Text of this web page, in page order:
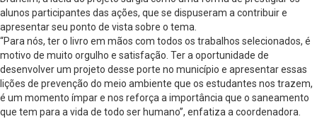
alunos participantes das ações, que se dispuseram a contribuir e
apresentar seu ponto de vista sobre o tema.
“Para nós, ter o livro em mãos com todos os trabalhos selecionados, é
motivo de muito orgulho e satisfação. Ter a oportunidade de
desenvolver um projeto desse porte no município e apresentar essas
lições de prevenção do meio ambiente que os estudantes nos trazem,
é um momento ímpar e nos reforça a importância que o saneamento
que tem para a vida de todo ser humano”, enfatiza a coordenadora.